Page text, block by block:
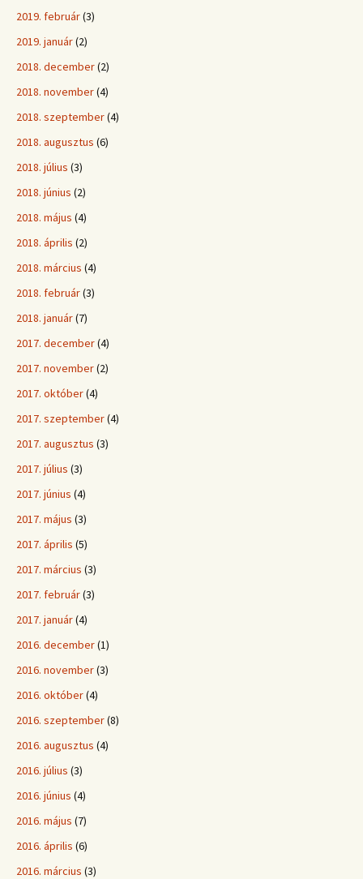
2019. február(3)
2019. január(2)
2018. december(2)
2018. november(4)
2018. szeptember(4)
2018. augusztus (6)
2018. július (3)
2018. június (2)
2018. május (4)
2018. április (2)
2018. március (4)
2018. február(3)
2018. január(7)
2017. december(4)
2017. november(2)
2017. október(4)
2017. szeptember(4)
2017. augusztus (3)
2017. július (3)
2017. június (4)
2017. május (3)
2017. április (5)
2017. március (3)
2017. február(3)
2017. január(4)
2016. december(1)
2016. november(3)
2016. október(4)
2016. szeptember(8)
2016. augusztus (4)
2016. július (3)
2016. június (4)
2016. május (7)
2016. április (6)
2016. március (3)